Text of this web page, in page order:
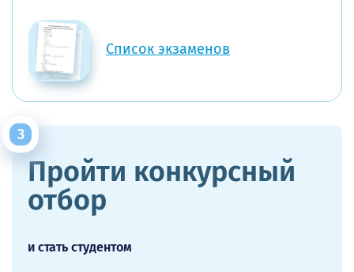
Список экзаменов
Пройти конкурсный
отбор
и стать студентом